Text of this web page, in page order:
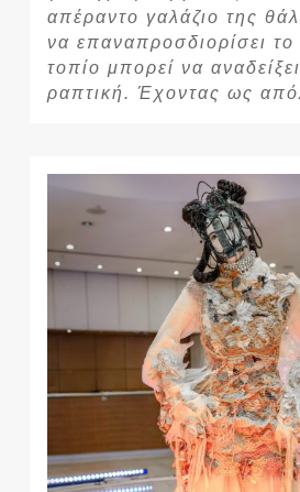
απέραντο γαλάζιο της
να επαναπροσδιορίσει
τοπίο μπορεί να
ραπτική. Έχοντας ως